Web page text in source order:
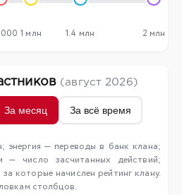
1 млн 1.4 млн 2 млн
(август 2026)
За месяц За всё время
энергия — переводы в банк клана;
— число засчитанных действий;
которые начислен рейтинг клану.
столбцов.